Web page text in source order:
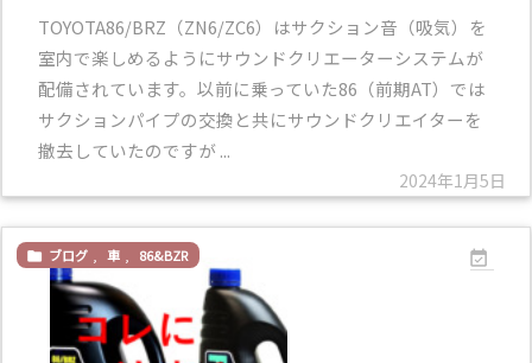
2024年1月5日
TOYOTA86/BRZ（ZN6/ZC6）はサクション音（吸気）を
室内で楽しめるようにサウンドクリエーターシステムが
配備されています。以前に乗っていた86（前期AT）では
サクションパイプの交換と共にサウンドクリエイターを
撤去していたのですが ...

 ブログ 車 86&BZR